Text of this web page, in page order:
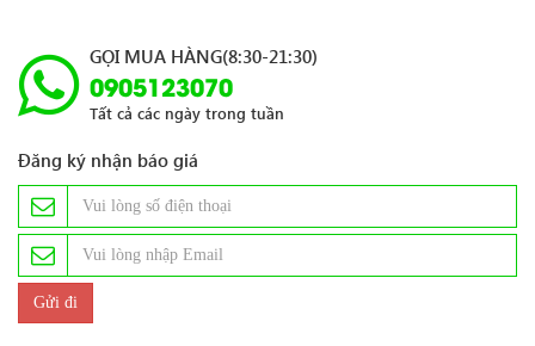
GỌI MUA HÀNG(8:30-21:30)
0905123070
Tất cả các ngày trong tuần
Đăng ký nhận báo giá